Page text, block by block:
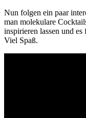
Nun folgen ein paar
man molekulare
inspirieren lassen und
Viel Spaß.